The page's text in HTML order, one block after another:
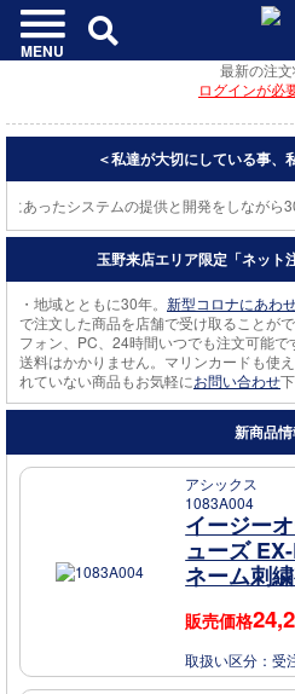
MENU
最新の注文
ログインが必
＜私達が大切にしている事、
たシステムの提供と開発をしなが
玉野来店エリア限定「ネット
・地域とともに30年。 新型コロナにあわ
で注文した商品を店舗で受け取ることが
フォン、PC、24時間いつでも注文可能
送料はかかりません。マリンカードも使
れていない商品もお気軽にお問い合わせ
新商品
アシックス
1083A004
イージー
ューズ
ネーム刺
販売価格
取扱い区分：受